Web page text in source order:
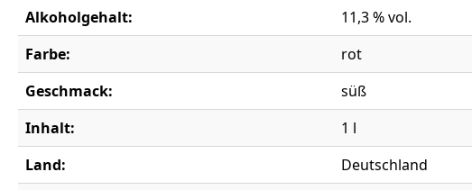
Alkoholgehalt:
11,3 % vol.
Farbe:
rot
Geschmack:
süß
Inhalt:
1 l
Land:
Deutschland